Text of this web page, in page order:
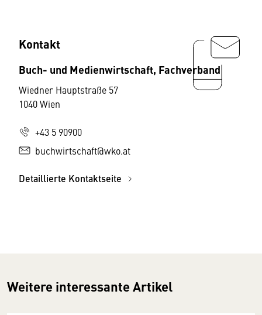
Kontakt
Buch- und Medienwirtschaft, Fachverband
Wiedner Hauptstraße 57
1040 Wien
+43 5 90900
buchwirtschaft@wko.at
Detaillierte Kontaktseite
Weitere interessante Artikel